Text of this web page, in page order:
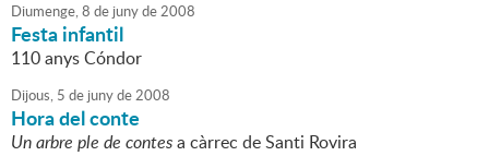
Diumenge,8 de junyde2008
Festa infantil
110 anys Cóndor
Dijous, 5 de junyde2008
Hora del conte
Un arbre ple de contesa càrrec de Santi Rovira